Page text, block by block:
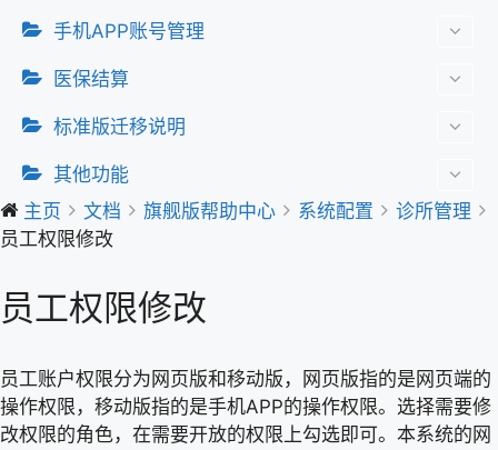
手机APP账号管理
医保结算
标准版迁移说明
其他功能
主页
文档 旗舰版帮助中心 系统配置
诊所管理
员工权限修改
员工权限修改
员工账户权限分为网页版和移动版，网页版指的是网页端的
操作权限，移动版指的是手机APP的操作权限。选择需要修
改权限的角色，在需要开放的权限上勾选即可。本系统的网